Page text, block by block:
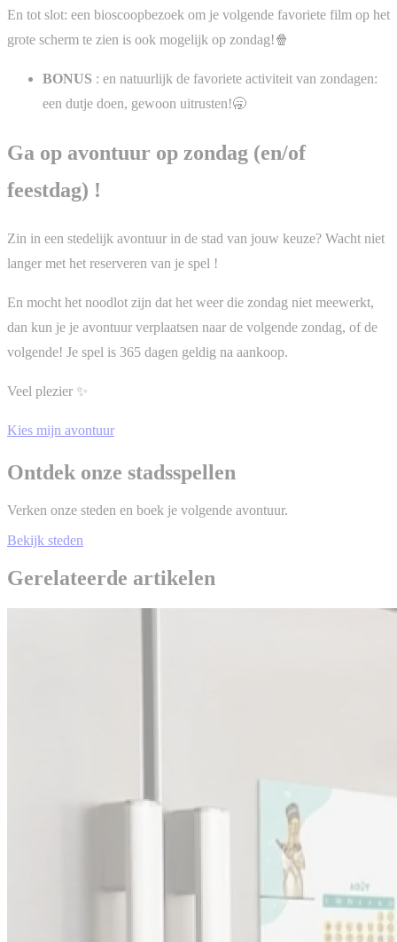
En tot slot: een bioscoopbezoek om je volgende favoriete film op het
grote scherm te zien is ook mogelijk op zondag!🍿
BONUS : en natuurlijk de favoriete activiteit van zondagen:
een dutje doen, gewoon uitrusten!🥱
Ga op avontuur op zondag (en/of
feestdag) !
Zin in een stedelijk avontuur in de stad van jouw keuze? Wacht niet
langer met het reserveren van je spel !
En mocht het noodlot zijn dat het weer die zondag niet meewerkt,
dan kun je je avontuur verplaatsen naar de volgende zondag, of de
volgende! Je spel is 365 dagen geldig na aankoop.
Veel plezier ✨
Kies mijn avontuur
Ontdek onze stadsspellen
Verken onze steden en boek je volgende avontuur.
Bekijk steden
Gerelateerde artikelen